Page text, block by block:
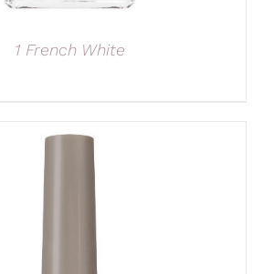
1 French White